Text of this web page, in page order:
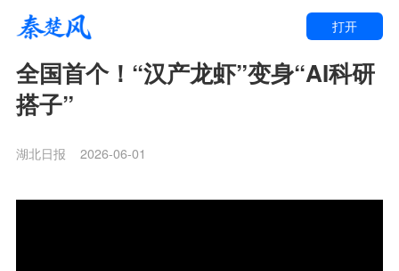
打开
全国首个！“汉产龙虾”变身“AI科研
搭子”
湖北日报 2026-06-01